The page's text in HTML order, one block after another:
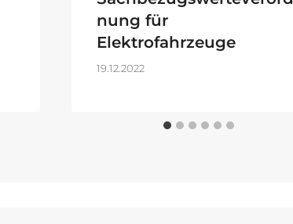
nung für
Elektrofahrzeuge
19.12.2022